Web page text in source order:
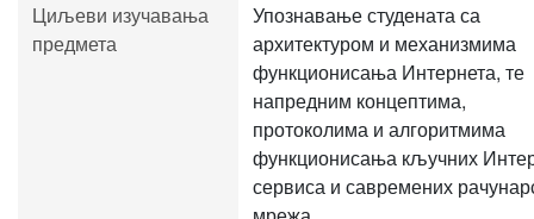
Циљеви изучавања
предмета
Упознавање студената са
архитектуром и механизмима
функционисања Интернета, те
напредним концептима,
протоколима и алгоритмима
функционисања кључних
сервиса и савремених